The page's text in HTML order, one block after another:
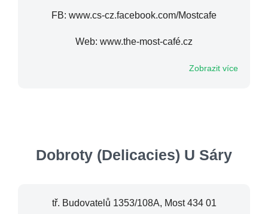
FB: www.cs-cz.facebook.com/Mostcafe
Web: www.the-most-café.cz
Zobrazit více
Dobroty (Delicacies) U Sáry
tř. Budovatelů 1353/108A, Most 434 01